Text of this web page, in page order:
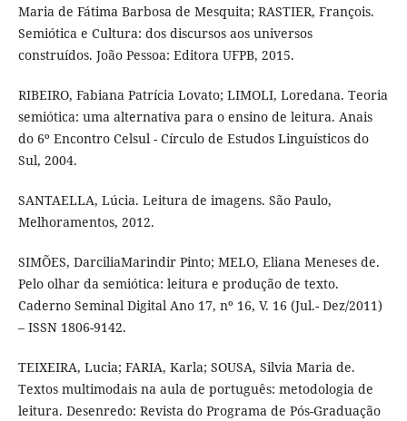
Maria de Fátima Barbosa de Mesquita; RASTIER, François.
Semiótica e Cultura: dos discursos aos universos
construídos. João Pessoa: Editora UFPB, 2015.
RIBEIRO, Fabiana Patrícia Lovato; LIMOLI, Loredana. Teoria
semiótica: uma alternativa para o ensino de leitura. Anais
do 6º Encontro Celsul - Círculo de Estudos Linguísticos do
Sul, 2004.
SANTAELLA, Lúcia. Leitura de imagens. São Paulo,
Melhoramentos, 2012.
SIMÕES, DarciliaMarindir Pinto; MELO, Eliana Meneses de.
Pelo olhar da semiótica: leitura e produção de texto.
Caderno Seminal Digital Ano 17, nº 16, V. 16 (Jul.- Dez/2011)
– ISSN 1806-9142.
TEIXEIRA, Lucia; FARIA, Karla; SOUSA, Silvia Maria de.
Textos multimodais na aula de português: metodologia de
leitura. Desenredo: Revista do Programa de Pós-Graduação